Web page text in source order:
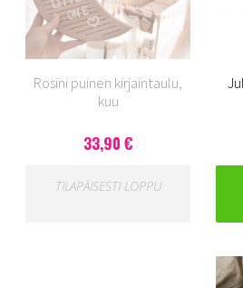
Rosini puinen kirjaintaulu,
kuu
33,90 €
TILAPÄISESTI LOPPU